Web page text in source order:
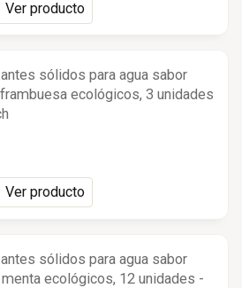
Ver producto
sólidos para agua sabor
ecológicos, 3 unidades
Ver producto
sólidos para agua sabor
ecológicos, 12 unidades -